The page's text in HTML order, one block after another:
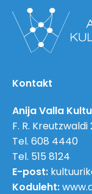
Kontakt
Anija Valla
F. R.
Tel. 608 4440
Tel. 515 8124
E-post:
Koduleht: